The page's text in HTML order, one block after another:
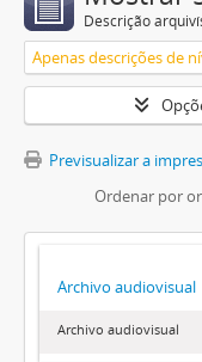
Descrição
Apenas descrições de
Previsualizar a
Ordenar por
Archivo audiovisual
Archivo audiovisual